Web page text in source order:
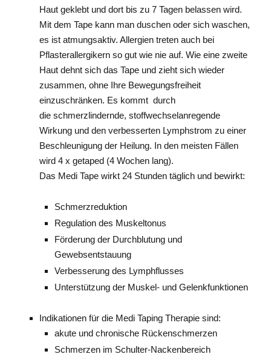
Haut geklebt und dort bis zu 7 Tagen belassen wird.
Mit dem Tape kann man duschen oder sich waschen,
es ist atmungsaktiv. Allergien treten auch bei
Pflasterallergikern so gut wie nie auf. Wie eine zweite
Haut dehnt sich das Tape und zieht sich wieder
zusammen, ohne Ihre Bewegungsfreiheit
einzuschränken. Es kommt durch
die schmerzlindernde, stoffwechselanregende
Wirkung und den verbesserten Lymphstrom zu einer
Beschleunigung der Heilung. In den meisten Fällen
wird 4 x getaped (4 Wochen lang).
Das Medi Tape wirkt 24 Stunden täglich und bewirkt:
Schmerzreduktion
Regulation des Muskeltonus
Förderung der Durchblutung und
Gewebsentstauung
Verbesserung des Lymphflusses
Unterstützung der Muskel- und Gelenkfunktionen
Indikationen für die Medi Taping Therapie sind:
akute und chronische Rückenschmerzen
Schmerzen im Schulter-Nackenbereich